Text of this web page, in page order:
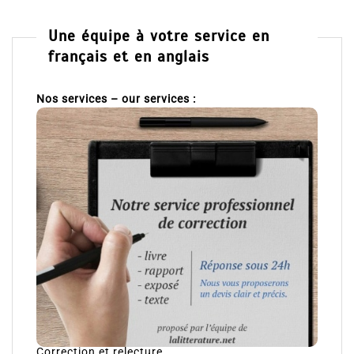
Une équipe à votre service en
français et en anglais
Nos services – our services :